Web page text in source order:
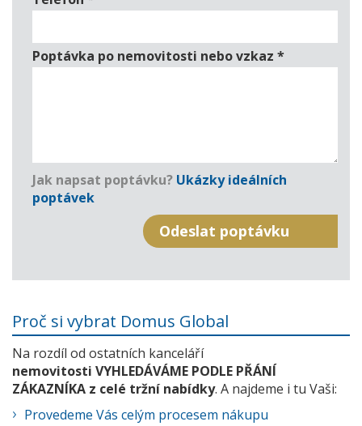
Poptávka po nemovitosti nebo vzkaz *
Jak napsat poptávku? Ukázky ideálních
poptávek
Proč si vybrat Domus Global
Na rozdíl od ostatních kanceláří
nemovitosti VYHLEDÁVÁME PODLE PŘÁNÍ
ZÁKAZNÍKA z celé tržní nabídky. A najdeme i tu Vaši:
Provedeme Vás celým procesem nákupu